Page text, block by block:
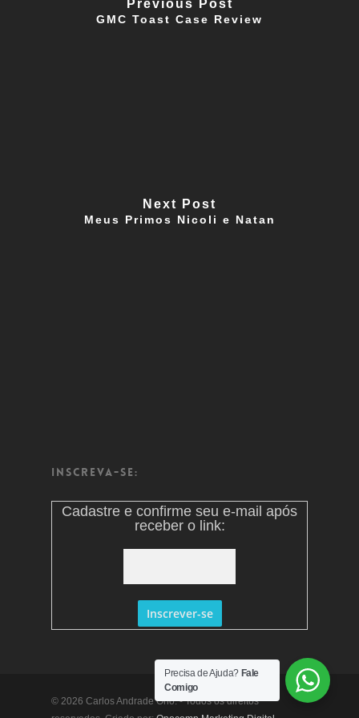
Previous Post
GMC Toast Case Review
Next Post
Meus Primos Nicoli e Natan
Inscreva-se:
Cadastre e confirme seu e-mail após
receber o link:
© 2026 Carlos Andrade Ono. - Todos os direitos
Precisa de Ajuda? Fale
Comigo